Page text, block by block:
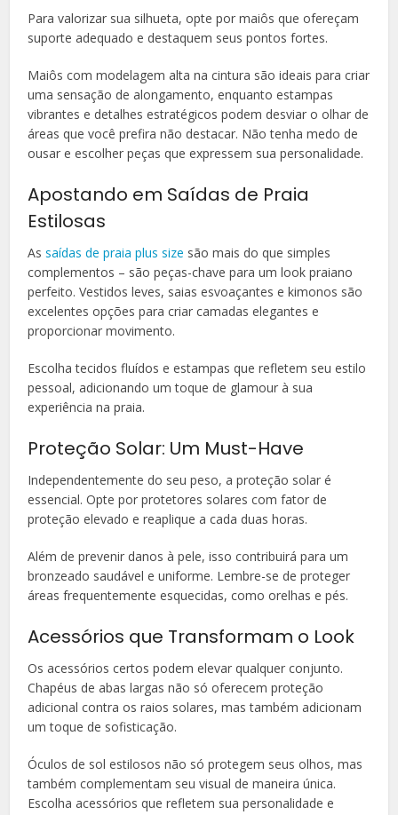
Para valorizar sua silhueta, opte por maiôs que ofereçam
suporte adequado e destaquem seus pontos fortes.
Maiôs com modelagem alta na cintura são ideais para criar
uma sensação de alongamento, enquanto estampas
vibrantes e detalhes estratégicos podem desviar o olhar de
áreas que você prefira não destacar. Não tenha medo de
ousar e escolher peças que expressem sua personalidade.
Apostando em Saídas de Praia
Estilosas
Assaídas de praia plus size são mais do que simples
complementos – são peças-chave para um look praiano
perfeito. Vestidos leves, saias esvoaçantes e kimonos são
excelentes opções para criar camadas elegantes e
proporcionar movimento.
Escolha tecidos fluídos e estampas que refletem seu estilo
pessoal, adicionando um toque de glamour à sua
experiência na praia.
Proteção Solar: Um Must-Have
Independentemente do seu peso, a proteção solar é
essencial. Opte por protetores solares com fator de
proteção elevado e reaplique a cada duas horas.
Além de prevenir danos à pele, isso contribuirá para um
bronzeado saudável e uniforme. Lembre-se de proteger
áreas frequentemente esquecidas, como orelhas e pés.
Acessórios que Transformam o Look
Os acessórios certos podem elevar qualquer conjunto.
Chapéus de abas largas não só oferecem proteção
adicional contra os raios solares, mas também adicionam
um toque de sofisticação.
Óculos de sol estilosos não só protegem seus olhos, mas
também complementam seu visual de maneira única.
Escolha acessórios que refletem sua personalidade e